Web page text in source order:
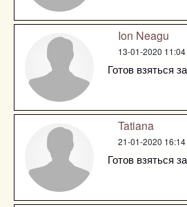
Ion Neagu
13-01-2020 11:04
Готов взяться
Tatiana
21-01-2020 16:14
Готов взяться